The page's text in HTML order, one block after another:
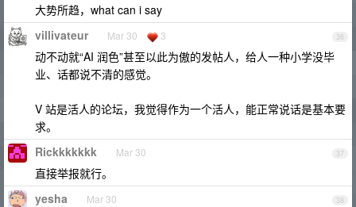
大势所趋，what can i say
36
villivateur Mar 30 3
动不动就“AI 润色”甚至以此为傲的发帖人，给人一种小学没毕
业、话都说不清的感觉。
V 站是活人的论坛，我觉得作为一个活人，能正常说话是基本要
求。
37
Rickkkkkkk Mar 30
直接举报就行。
38
yesha Mar 30